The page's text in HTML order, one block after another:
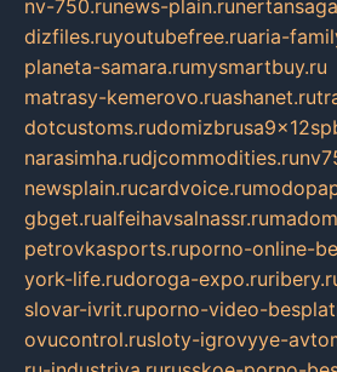
nv-750.runews-plain.ru
dizfiles.ruyoutubefree.ruaria-
planeta-samara.rumysmartbuy.ru
matrasy-kemerovo.ruashanet.ru
dotcustoms.ru
narasimha.rudjcommodities.ru
newsplain.rucardvoice.ru
gbget.rualfeihavsalnassr.ru
petrovkasports.ruporno-online-
york-life.rudoroga-expo.ru
slovar-ivrit.ruporno-video-
ovucontrol.rusloty-igrovyye-